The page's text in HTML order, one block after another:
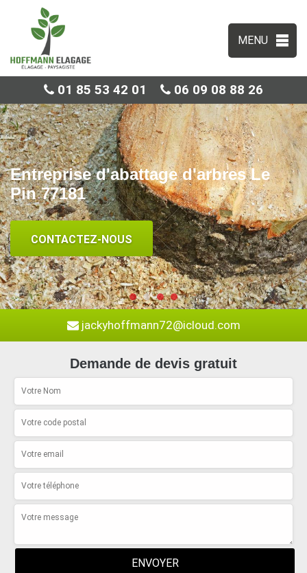
MENU
01 85 53 42 01 06 09 08 88 26
Entreprise d'abattage d'arbres Le
Pin 77181
CONTACTEZ-NOUS
jackyhoffmann72@icloud.com
Demande de devis gratuit